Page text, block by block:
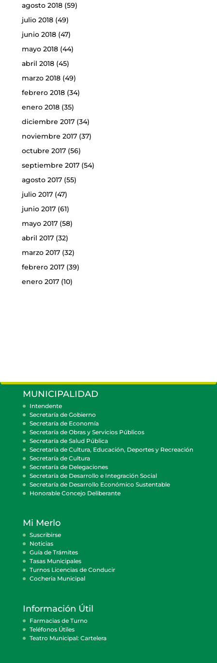
agosto 2018(59)
julio 2018(49)
junio 2018(47)
mayo 2018(44)
abril 2018(45)
marzo 2018(49)
febrero 2018(34)
enero 2018(35)
diciembre 2017(34)
noviembre 2017(37)
octubre 2017(56)
septiembre 2017(54)
agosto 2017(55)
julio 2017(47)
junio 2017(61)
mayo 2017(58)
abril 2017(32)
marzo 2017(32)
febrero 2017(39)
enero 2017(10)
MUNICIPALIDAD
Intendente
Secretaría de Gobierno
Secretaría de Economía
Secretaría de Obras y Servicios Públicos
Secretaría de Salud Pública
Secretaría de Cultura, Educación, Deportes y Recreación
Secretaría de Cultura
Secretaría de Delegaciones
Secretaría de Desarrollo e Integración Social
Secretaría de Desarrollo Económico Sustentable
Honorable Concejo Deliberante
Mi Merlo
Suscribirse
Noticias
Guía de Trámites
Tasas Municipales
Turnos Licencias de Conducir
Cocheria Municipal
Información Útil
Farmacias de Turno
Teléfonos Útiles
Teatro Municipal: Cartelera